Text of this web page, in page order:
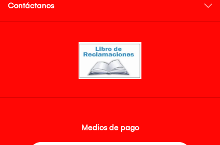
Contáctanos
Medios de pago